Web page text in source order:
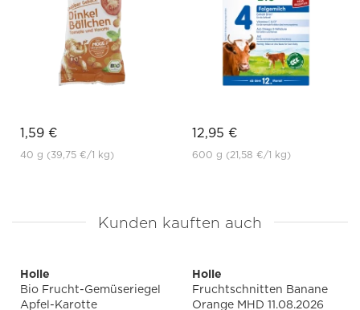
1,59 €
40 g (39,75 €/1 kg)
12,95 €
600 g (21,58 €/1 kg)
Kunden kauften auch
Holle
Bio Frucht-Gemüseriegel
Apfel-Karotte
Holle
Fruchtschnitten Banane
Orange MHD 11.08.2026